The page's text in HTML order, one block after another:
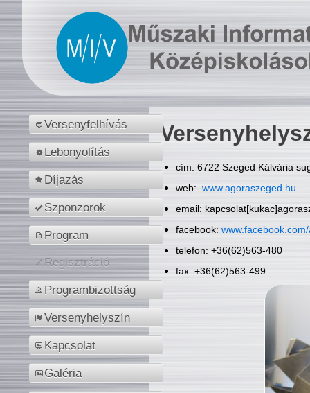
Versenyfelhívás
Lebonyolítás
Díjazás
Szponzorok
Program
Regisztráció
Programbizottság
Versenyhelyszín
Kapcsolat
Galéria
cím: 6722 Szeged Kálvária
web: www.agoraszeged.hu
email:
facebook:
telefon: +36(62)563-480
fax: +36(62)563-499